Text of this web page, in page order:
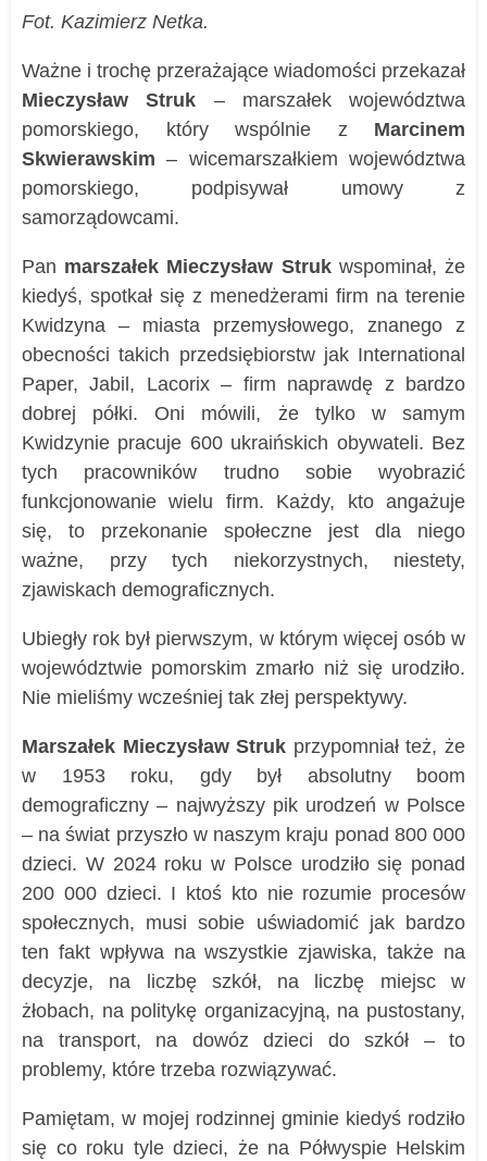
Fot. Kazimierz Netka.
Ważne i trochę przerażające wiadomości przekazał
Mieczysław Struk – marszałek województwa
pomorskiego, który wspólnie z Marcinem
Skwierawskim – wicemarszałkiem województwa
pomorskiego, podpisywał umowy z
samorządowcami.
Pan marszałek Mieczysław Strukwspominał, że
kiedyś, spotkał się z menedżerami firm na terenie
Kwidzyna – miasta przemysłowego, znanego z
obecności takich przedsiębiorstw jak International
Paper, Jabil, Lacorix – firm naprawdę z bardzo
dobrej półki. Oni mówili, że tylko w samym
Kwidzynie pracuje 600 ukraińskich obywateli. Bez
tych pracowników trudno sobie wyobrazić
funkcjonowanie wielu firm. Każdy, kto angażuje
się, to przekonanie społeczne jest dla niego
ważne, przy tych niekorzystnych, niestety,
zjawiskach demograficznych.
Ubiegły rok był pierwszym, w którym więcej osób w
województwie pomorskim zmarło niż się urodziło.
Nie mieliśmy wcześniej tak złej perspektywy.
Marszałek Mieczysław Struk przypomniał też, że
w 1953 roku, gdy był absolutny boom
demograficzny – najwyższy pik urodzeń w Polsce
– na świat przyszło w naszym kraju ponad 800 000
dzieci. W 2024 roku w Polsce urodziło się ponad
200 000 dzieci. I ktoś kto nie rozumie procesów
społecznych, musi sobie uświadomić jak bardzo
ten fakt wpływa na wszystkie zjawiska, także na
decyzje, na liczbę szkół, na liczbę miejsc w
żłobach, na politykę organizacyjną, na pustostany,
na transport, na dowóz dzieci do szkół – to
problemy, które trzeba rozwiązywać.
Pamiętam, w mojej rodzinnej gminie kiedyś rodziło
się co roku tyle dzieci, że na Półwyspie Helskim